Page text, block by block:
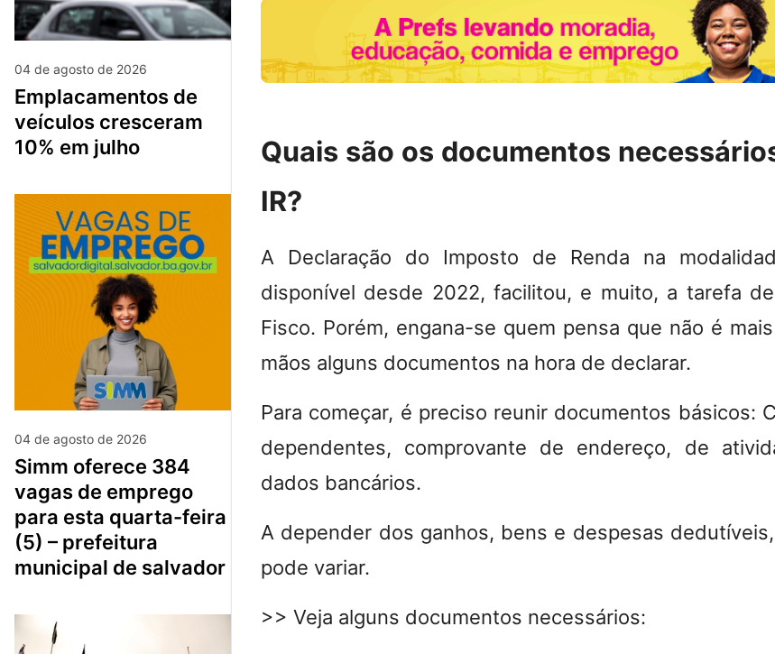
04 de agosto de 2026
emplacamentos de
veículos cresceram
10% em julho
04 de agosto de 2026
simm oferece 384
vagas de emprego
para esta quarta-feira
(5) – prefeitura
municipal de salvador
Quais são os documentos
IR?
A Declaração do Imposto de Renda na
disponível desde 2022, facilitou, e muito, a tarefa
Fisco. Porém, engana-se quem pensa que não é
mãos alguns documentos na hora de declarar.
Para começar, é preciso reunir documentos básicos:
dependentes, comprovante de endereço, de
dados bancários.
A depender dos ganhos, bens e despesas
pode variar.
>> Veja alguns documentos necessários: